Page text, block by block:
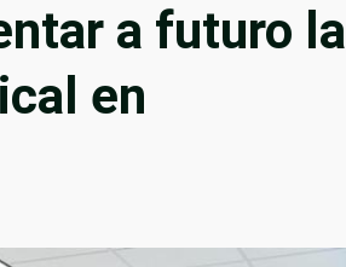
a futuro la
en